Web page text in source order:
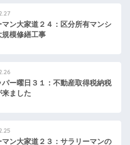
マン大家道２４：区分所有マンシ
規模修繕工事
パー曜日３１：不動産取得税納税
ました
マン大家道２３：サラリーマンの